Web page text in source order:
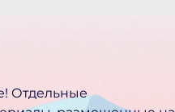
Отдельные